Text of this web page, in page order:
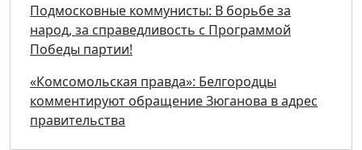
Подмосковные коммунисты: В борьбе за
народ, за справедливость с Программой
Победы партии!
«Комсомольская правда»: Белгородцы
комментируют обращение Зюганова в адрес
правительства